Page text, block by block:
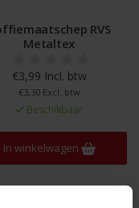
RVS
Metaltex
€3,99 Incl. btw
€3,30 Excl. btw
Beschikbaar
In winkelwagen